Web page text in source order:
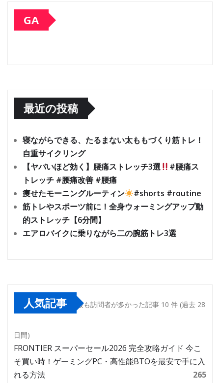
GA
最近の投稿
寝ながらできる、たるまない太ももづくり筋トレ！
自重サイクリング
【ヤバいほど効く】腰痛ストレッチ3選
#腰痛ス
トレッチ #腰痛改善 #腰痛
痩せたモーニングルーティン
#shorts #routine
筋トレやスポーツ前に！全身ウォーミングアップ動
的ストレッチ【6分間】
エアロバイクに乗りながら二の腕筋トレ3選
人気記事 最も訪問者が多かった記事 10 件 (過去 28
日間)
FRONTIER スーパーセール2026 完全攻略ガイド 今こ
そ買い時！ゲーミングPC・高性能BTOを最安で手に入
れる方法
265